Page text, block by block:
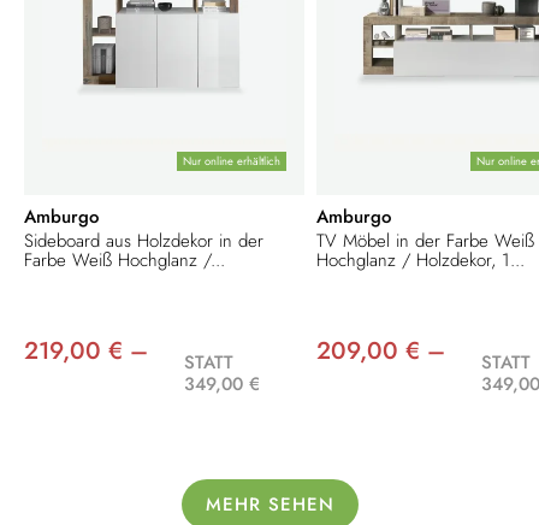
Nur online erhältlich
Amburgo
Sideboard aus Holzdekor in der
Farbe Weiß Hochglanz /...
219,00 € –
STATT
349,00 €
Nur online
Amburgo
TV Möbel in der Farbe Weiß
Hochglanz / Holzdekor, 1...
209,00 € –
STATT
MEHR SEHEN